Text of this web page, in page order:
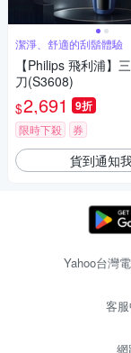
潔淨、舒適的刮鬍體驗
【Philips 飛利浦】
刀(S3608)
$2,691 9折
限時下殺 券
貨到通知
Yahoo台灣
客
網